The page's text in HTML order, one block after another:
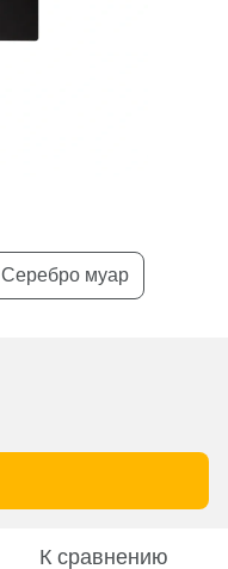
Серебро муар
К сравнению